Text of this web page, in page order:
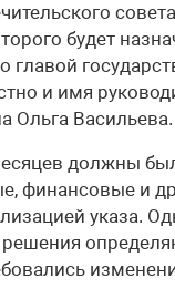
будет
главой
и имя
Ольга Васильева.
должны
финансовые и
указа.
решения